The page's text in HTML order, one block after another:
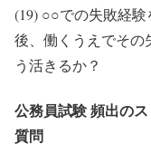
(19) ○○での失敗経
後、働くうえでその
う活きるか？
公務員試験 頻出の
質問